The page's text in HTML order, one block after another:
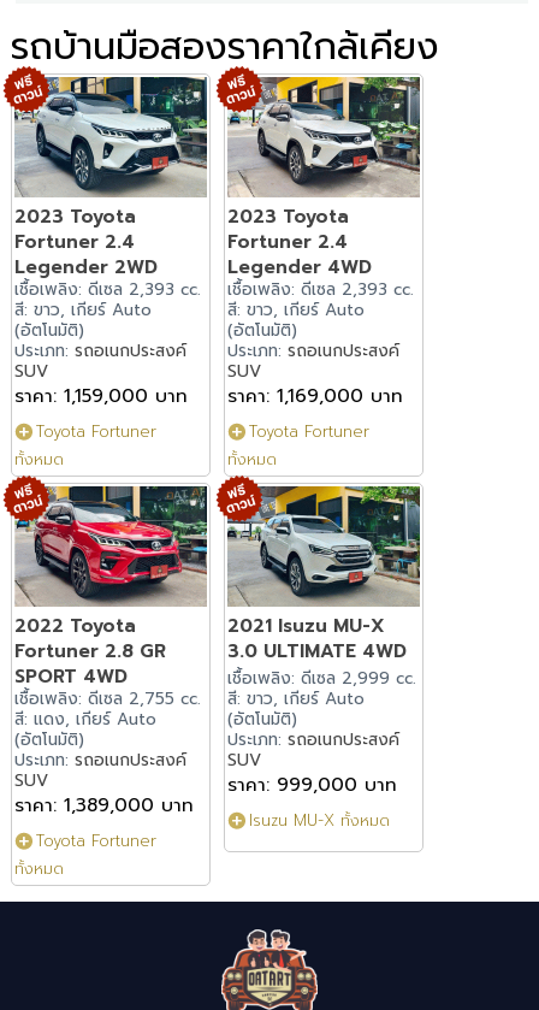
รถบ้านมือสองราคาใกล้เคียง
2023 Toyota
Fortuner 2.4
Legender 2WD
เชื้อเพลิง: ดีเซล 2,393 cc.
สี: ขาว, เกียร์ Auto
(อัตโนมัติ)
ประเภท:รถอเนกประสงค์
SUV
ราคา: 1,159,000 บาท
Toyota Fortuner
ทั้งหมด
2023 Toyota
Fortuner 2.4
Legender 4WD
เชื้อเพลิง: ดีเซล 2,393 cc.
สี: ขาว, เกียร์ Auto
(อัตโนมัติ)
ประเภท: รถอเนกประสงค์
SUV
ราคา: 1,169,000 บาท
Toyota Fortuner
ทั้งหมด
2022 Toyota
Fortuner 2.8 GR
SPORT 4WD
เชื้อเพลิง: ดีเซล 2,755 cc.
สี: แดง, เกียร์ Auto
(อัตโนมัติ)
ประเภท:รถอเนกประสงค์
SUV
ราคา: 1,389,000 บาท
Toyota Fortuner
ทั้งหมด
2021 Isuzu MU-X
3.0 ULTIMATE 4WD
เชื้อเพลิง: ดีเซล 2,999 cc.
สี: ขาว, เกียร์ Auto
(อัตโนมัติ)
ประเภท: รถอเนกประสงค์
SUV
ราคา: 999,000 บาท
Isuzu MU-X ทั้งหมด